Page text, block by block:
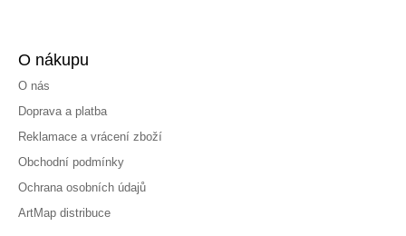
O nákupu
O nás
Doprava a platba
Reklamace a vrácení zboží
Obchodní podmínky
Ochrana osobních údajů
ArtMap distribuce